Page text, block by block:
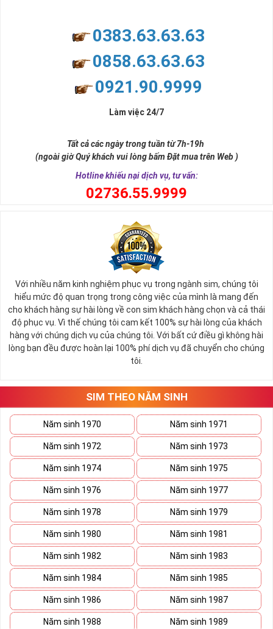
nhiều thành công, thăng tiến hơn.
và tính hai mặt. Số 2 thúc giục chúng ta lựa chọn, dựa vào những
đời, nơi bạn phải đưa ra những quyết định quan trọng.
Ý nghĩa sim tứ quý 2
Theo quan niệm phong thủy
Số 2 tượng trưng cho sự cân bằng, hài hòa của âm dương và đất
trời. Sự cân bằng này giúp cho mọi việc đều thuận lợi và mang lại
nhiều may mắn trong cuộc sống và kinh doanh.
Số 2 còn biểu trưng cho lòng tốt, sự ổn định và tính hai mặt của
mọi vấn đề. Số 2 giúp cho họ có được sự lựa chọn, để đưa ra
những hướng giải quyết đúng đắn nhắt.
tứ 2 cùng xuất hiện trong một dãy số sim càng giúp cho ý nghĩa
sim tứ quýtăng lên gấp bội. Sở hữu sim Tứ Quý 2 giúp khích lệ tinh
thần người sở hữu là không sợ bất cứ điều gì mà hãy cứ làm thì
mọi điều tốt đẹp và may mắn ắt sẽ đến.
Lợi ích sim Tứ Quý 2 mang lại là gì?
0383.63.63.63
0858.63.63.63
0921.90.9999
Làm việc 24/7
Tất cả các ngày trong tuần từ 7h-19h
(ngoài giờ Quý khách vui lòng bấm Đặt mua trên Web )
Hotline khiếu nại dịch vụ, tư vấn:
02736.55.9999
Với nhiều năm kinh nghiệm phục vụ trong ngành sim, chúng tôi
hiểu mức độ quan trọng trong công việc của mình là mang đến
cho khách hàng sự hài lòng về con sim khách hàng chọn và cả thái
độ phục vụ. Vì thế chúng tôi cam kết 100% sự hài lòng của khách
hàng với chúng dịch vụ của chúng tôi. Với bất cứ điều gì không hài
lòng bạn đều được hoàn lại 100% phí dịch vụ đã chuyển cho chúng
tôi.
SIM THEO NĂM SINH
Năm sinh 1970 Năm sinh 1971
Năm sinh 1972 Năm sinh 1973
Năm sinh 1974 Năm sinh 1975
Năm sinh 1976 Năm sinh 1977
Năm sinh 1978 Năm sinh 1979
Năm sinh 1980 Năm sinh 1981
Năm sinh 1982 Năm sinh 1983
Năm sinh 1984 Năm sinh 1985
Năm sinh 1986 Năm sinh 1987
Năm sinh 1988 Năm sinh 1989